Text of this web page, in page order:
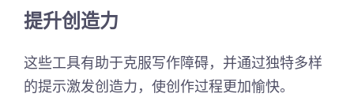
提升创造力
这些工具有助于克服写作障碍，并通过独特多样
的提示激发创造力，使创作过程更加愉快。